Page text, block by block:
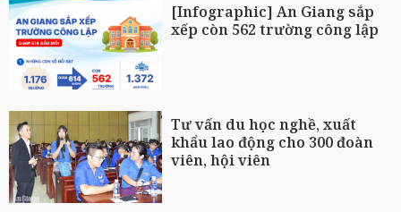
[Infographic] An Giang sắp
xếp còn 562 trường công lập
Tư vấn du học nghề, xuất
khẩu lao động cho 300 đoàn
viên, hội viên